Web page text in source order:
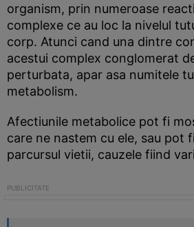
organism, prin numeroase
complexe ce au loc la nivelul
corp. Atunci cand una dintre
acestui complex conglomerat
perturbata, apar asa numitele
metabolism.
Afectiunile metabolice pot fi
care ne nastem cu ele, sau pot
parcursul vietii, cauzele fiind